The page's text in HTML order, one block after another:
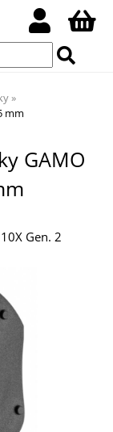
mm
GAMO
Gen. 2